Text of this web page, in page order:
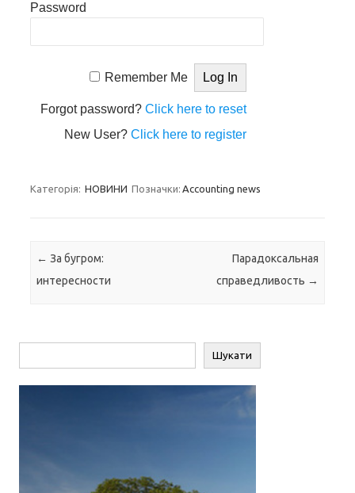
Password
Remember Me
Forgot password?Click here to reset
New User?Click here to register
Категорія: НОВИНИ Позначки: Accounting news
Навігація по запису
← За бугром:
интересности
Парадоксальная
справедливость →
Шукати